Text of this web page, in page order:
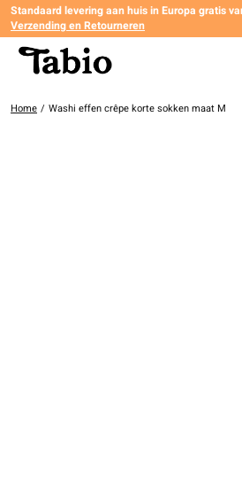
Standaard levering aan huis in Europa gratis
Verzending en Retourneren
Home / Washi effen crêpe korte sokken maat M